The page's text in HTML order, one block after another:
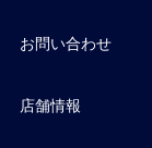
お問い合わせ
店舗情報